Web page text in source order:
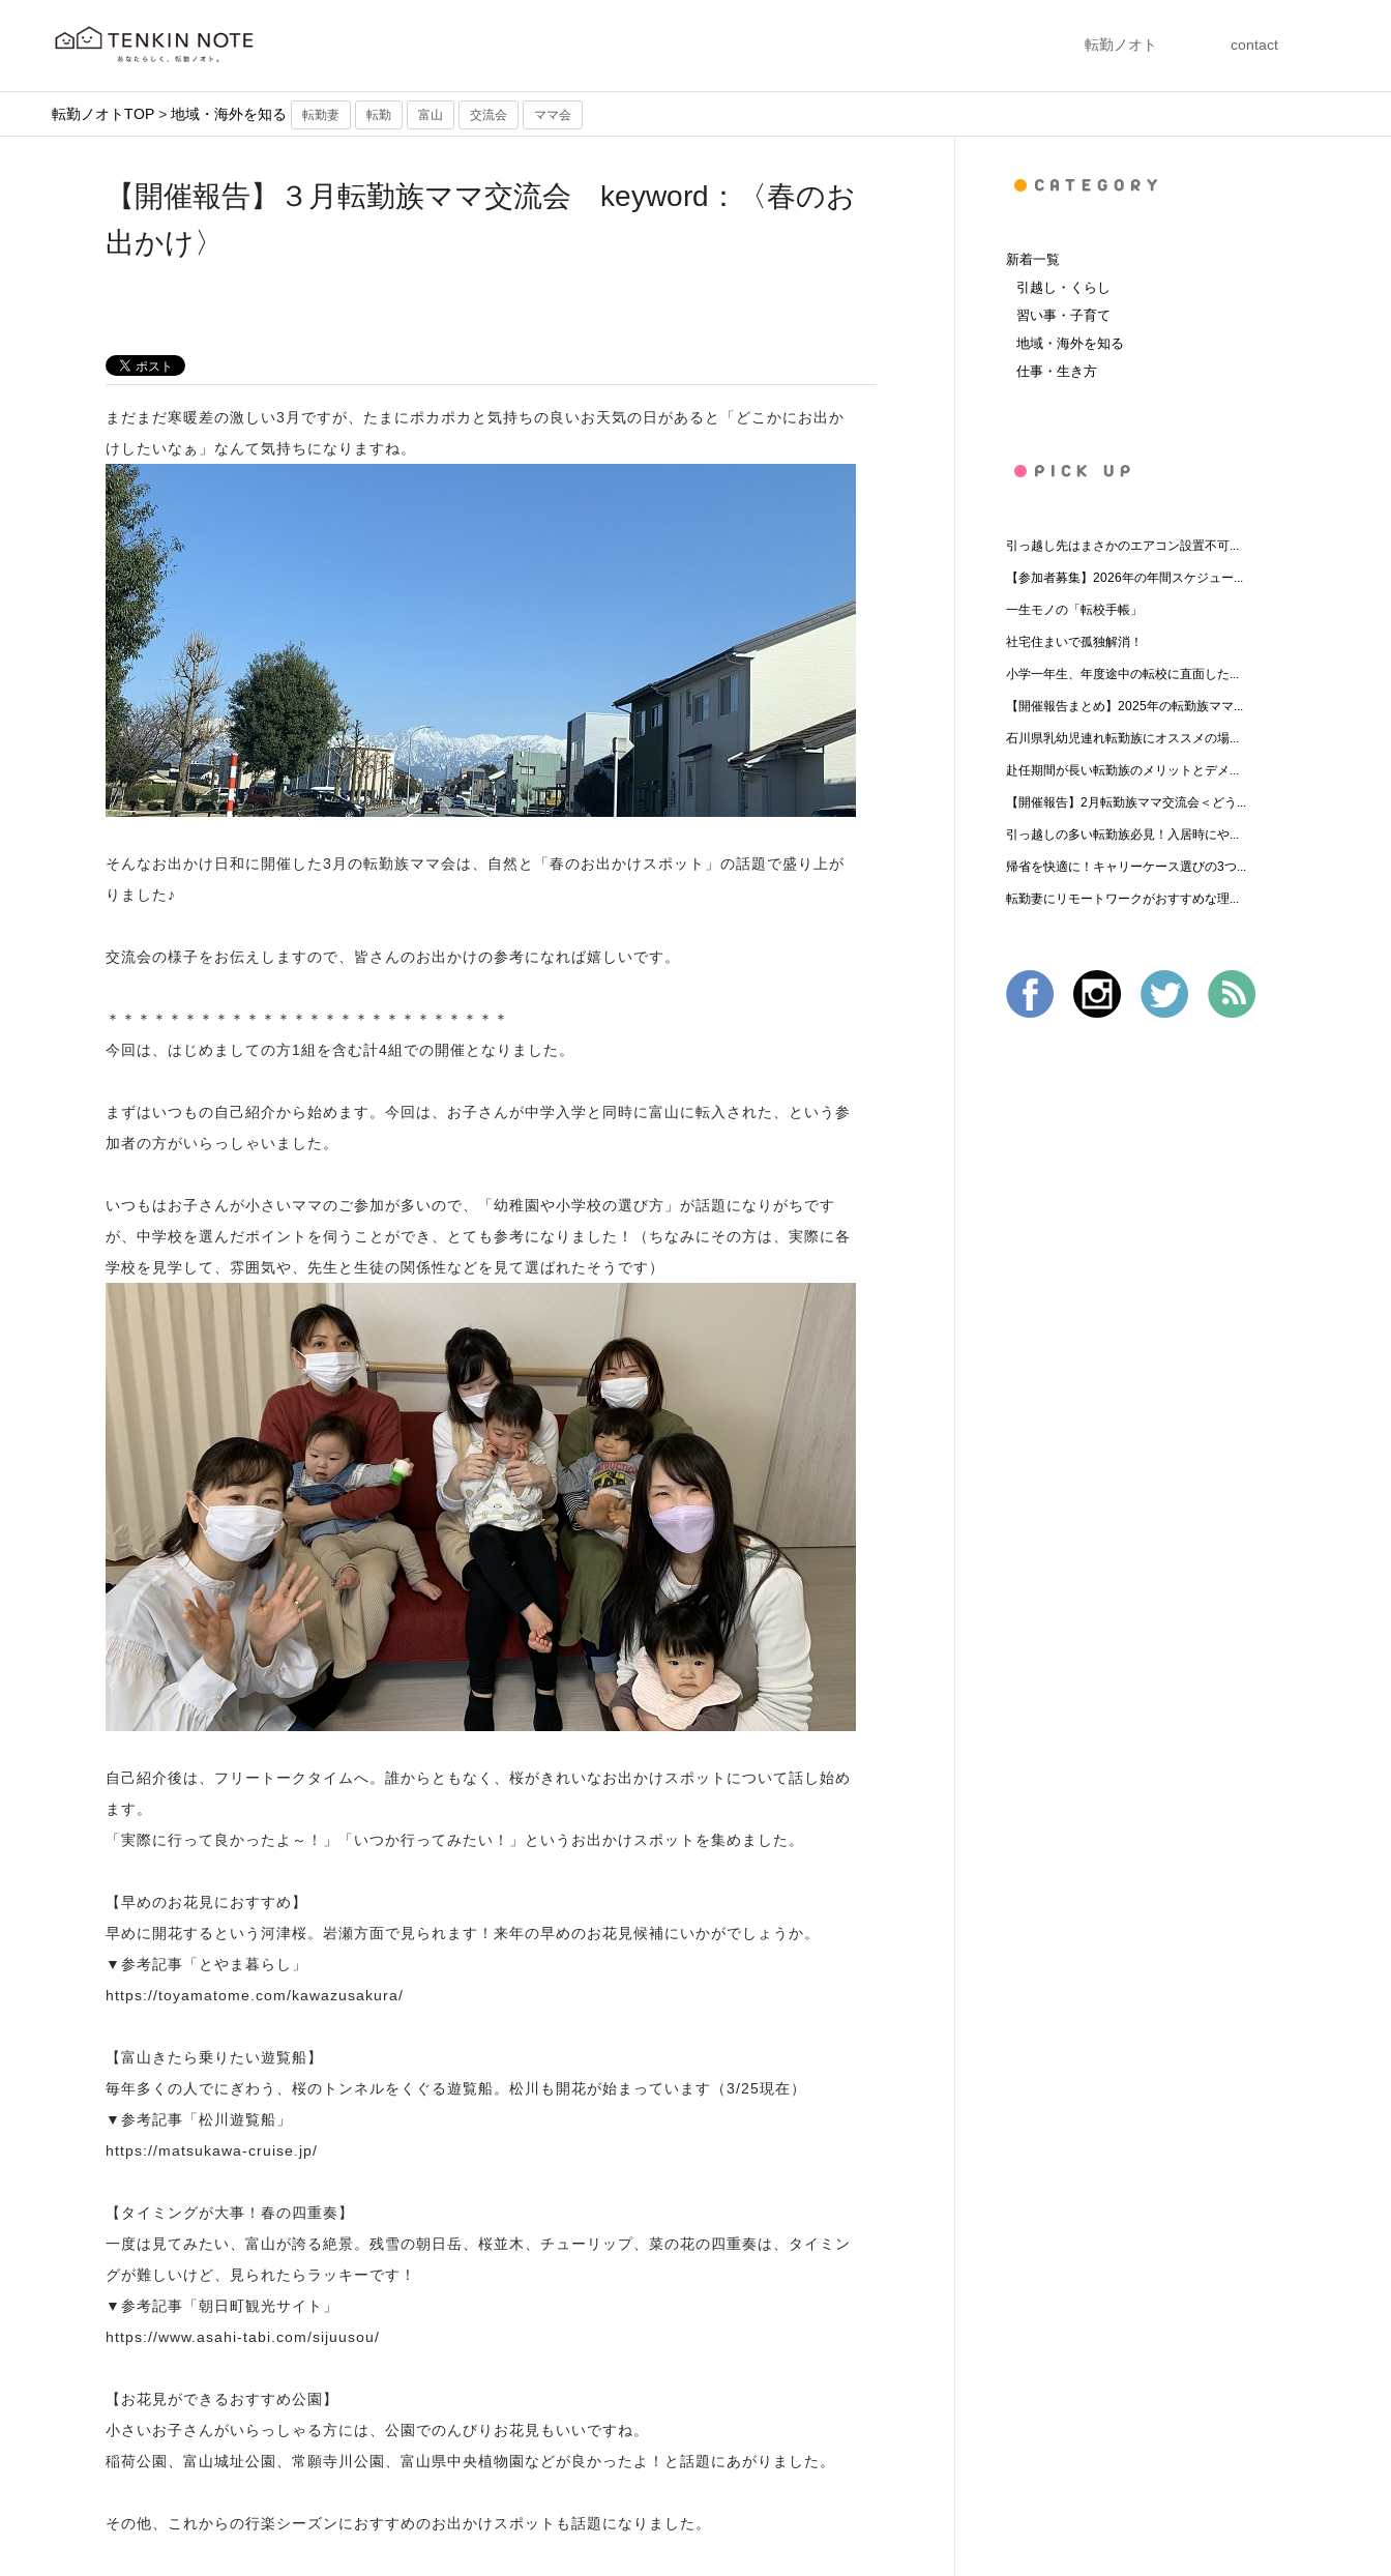
転勤ノオト contact
転勤ノオトTOP > 地域・海外を知る 転勤妻 転勤 富山 交流会 ママ会
【開催報告】３月転勤族ママ交流会 keyword：〈春のお
出かけ〉
まだまだ寒暖差の激しい3月ですが、たまにポカポカと気持ちの良いお天気の日があると「どこかにお出か
けしたいなぁ」なんて気持ちになりますね。
そんなお出かけ日和に開催した3月の転勤族ママ会は、自然と「春のお出かけスポット」の話題で盛り上が
りました♪
交流会の様子をお伝えしますので、皆さんのお出かけの参考になれば嬉しいです。
＊＊＊＊＊＊＊＊＊＊＊＊＊＊＊＊＊＊＊＊＊＊＊＊＊＊
今回は、はじめましての方1組を含む計4組での開催となりました。
まずはいつもの自己紹介から始めます。今回は、お子さんが中学入学と同時に富山に転入された、という参
加者の方がいらっしゃいました。
いつもはお子さんが小さいママのご参加が多いので、「幼稚園や小学校の選び方」が話題になりがちです
が、中学校を選んだポイントを伺うことができ、とても参考になりました！（ちなみにその方は、実際に各
学校を見学して、雰囲気や、先生と生徒の関係性などを見て選ばれたそうです）
自己紹介後は、フリートークタイムへ。誰からともなく、桜がきれいなお出かけスポットについて話し始め
ます。
「実際に行って良かったよ～！」「いつか行ってみたい！」というお出かけスポットを集めました。
【早めのお花見におすすめ】
早めに開花するという河津桜。岩瀬方面で見られます！来年の早めのお花見候補にいかがでしょうか。
▼参考記事「とやま暮らし」
https://toyamatome.com/kawazusakura/
【富山きたら乗りたい遊覧船】
毎年多くの人でにぎわう、桜のトンネルをくぐる遊覧船。松川も開花が始まっています（3/25現在）
▼参考記事「松川遊覧船」
https://matsukawa-cruise.jp/
【タイミングが大事！春の四重奏】
一度は見てみたい、富山が誇る絶景。残雪の朝日岳、桜並木、チューリップ、菜の花の四重奏は、タイミン
グが難しいけど、見られたらラッキーです！
▼参考記事「朝日町観光サイト」
https://www.asahi-tabi.com/sijuusou/
【お花見ができるおすすめ公園】
小さいお子さんがいらっしゃる方には、公園でのんびりお花見もいいですね。
稲荷公園、富山城址公園、常願寺川公園、富山県中央植物園などが良かったよ！と話題にあがりました。
その他、これからの行楽シーズンにおすすめのお出かけスポットも話題になりました。
新着一覧
引越し・くらし
習い事・子育て
地域・海外を知る
仕事・生き方
引っ越し先はまさかのエアコン設置不可...
【参加者募集】2026年の年間スケジュー...
一生モノの「転校手帳」
社宅住まいで孤独解消！
小学一年生、年度途中の転校に直面した...
【開催報告まとめ】2025年の転勤族ママ...
石川県乳幼児連れ転勤族にオススメの場...
赴任期間が長い転勤族のメリットとデメ...
【開催報告】2月転勤族ママ交流会＜どう...
引っ越しの多い転勤族必見！入居時にや...
帰省を快適に！キャリーケース選びの3つ...
転勤妻にリモートワークがおすすめな理...